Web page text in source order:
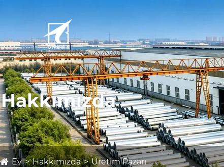
Hakkımızda
Ev Hakkımızda Üretim Pazarı